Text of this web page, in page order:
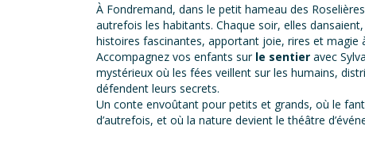
À Fondremand, dans le petit hameau des
autrefois les habitants. Chaque soir, elles
histoires fascinantes, apportant joie, rires et magie
Accompagnez vos enfants sur le sentier avec
mystérieux où les fées veillent sur les humains,
défendent leurs secrets.
Un conte envoûtant pour petits et grands, où le
d’autrefois, et où la nature devient le théâtre